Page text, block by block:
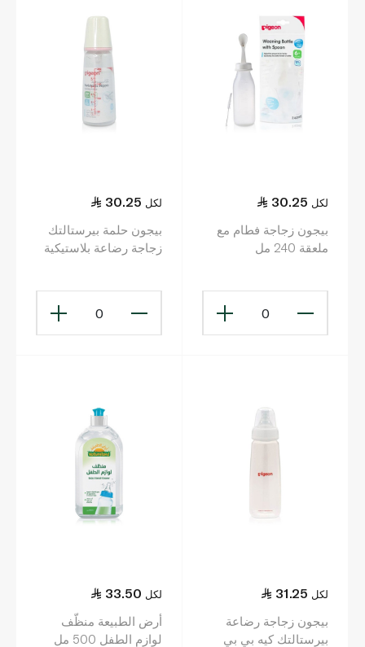
30.25 لكل
بيجون زجاجة فطام مع
ملعقة 240 مل
0
30.25 لكل
بيجون حلمة بيرستالتك
زجاجة رضاعة بلاستيكية
0
31.25 لكل
بيجون زجاجة رضاعة
بيرستالتك كيه بي بي
33.50 لكل
أرض الطبيعة منظّف
لوازم الطفل 500 مل